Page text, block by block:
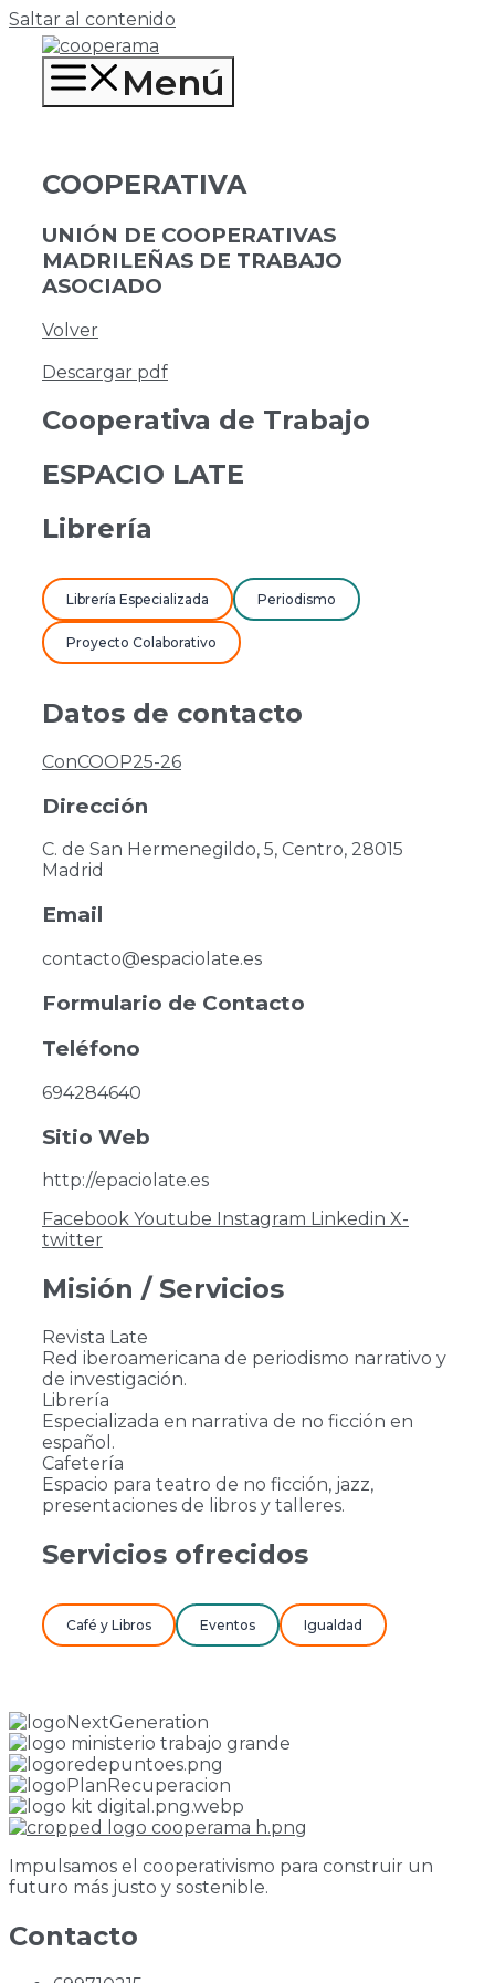
Saltar al contenido
Menú
COOPERATIVA
UNIÓN DE COOPERATIVAS
MADRILEÑAS DE TRABAJO
ASOCIADO
Volver
Descargar pdf
Cooperativa de Trabajo
ESPACIO LATE
Librería
Librería Especializada Periodismo
Proyecto Colaborativo
Datos de contacto
ConCOOP25-26
Dirección
C. de San Hermenegildo, 5, Centro, 28015
Madrid
Email
contacto@espaciolate.es
Formulario de Contacto
Teléfono
694284640
Sitio Web
http://epaciolate.es
Facebook Youtube Instagram Linkedin X-
twitter
Misión / Servicios
Revista Late
Red iberoamericana de periodismo narrativo y
de investigación.
Librería
Especializada en narrativa de no ficción en
español.
Cafetería
Espacio para teatro de no ficción, jazz,
presentaciones de libros y talleres.
Servicios ofrecidos
Café y Libros Eventos Igualdad
Impulsamos el cooperativismo para construir un
futuro más justo y sostenible.
Contacto